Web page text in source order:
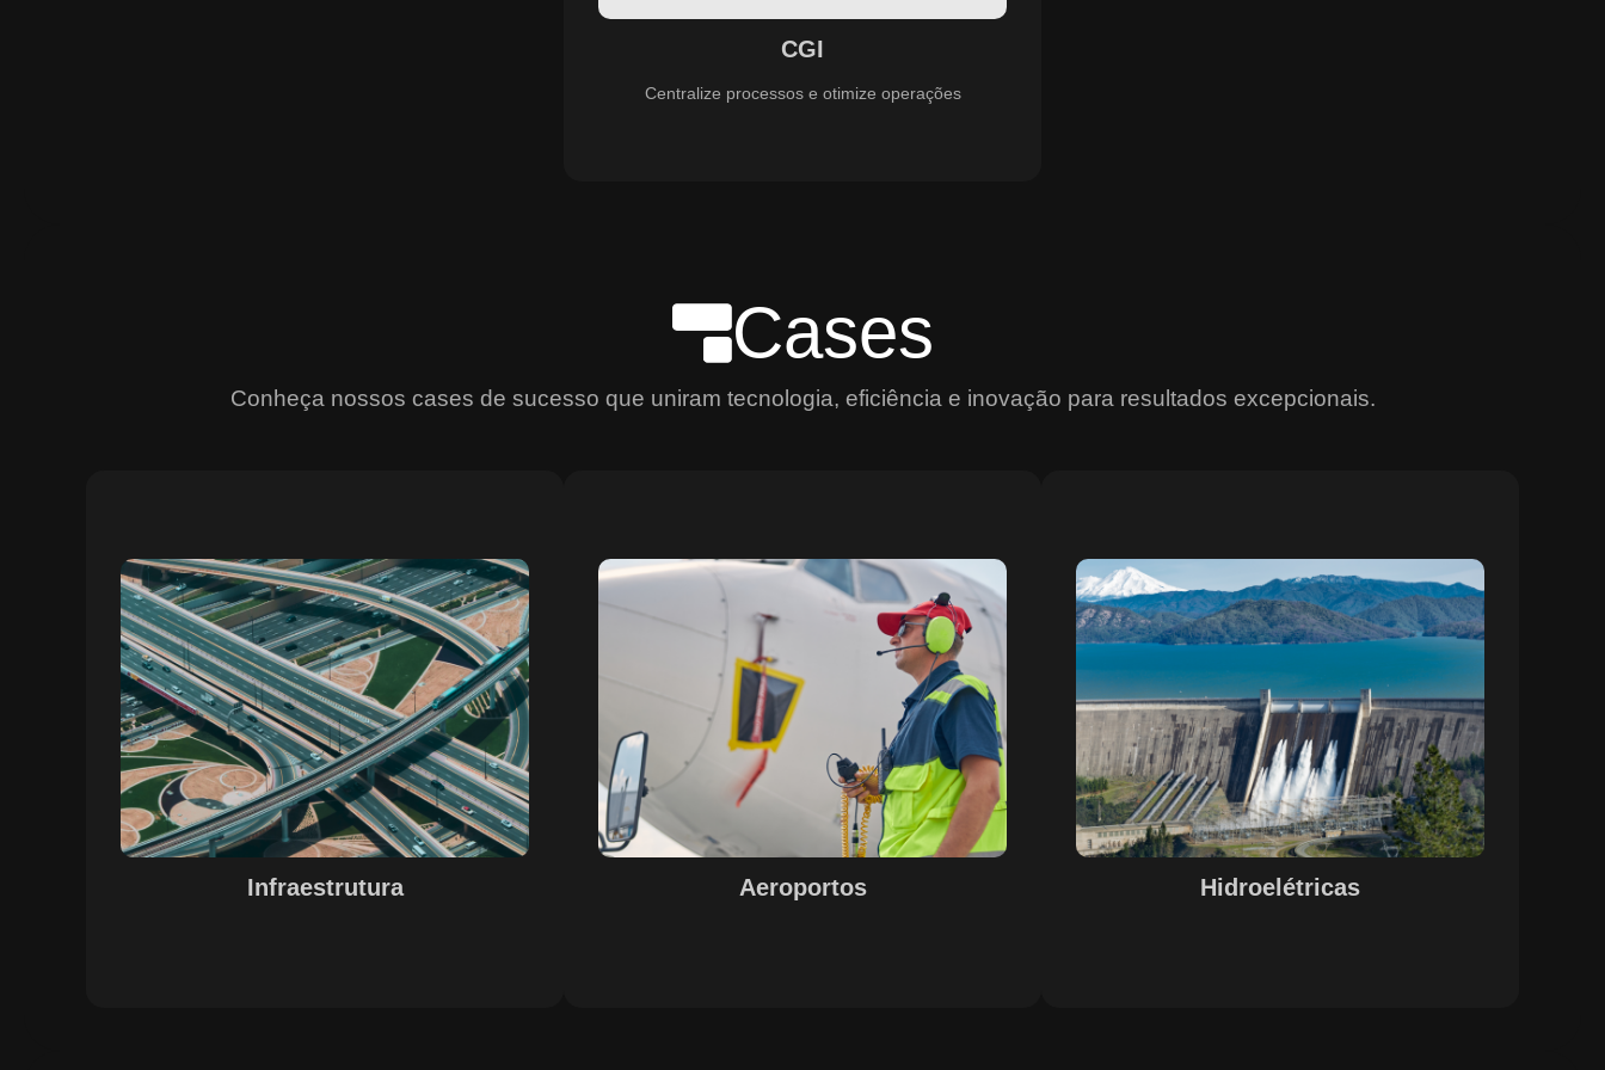
CGI
Centralize processos e otimize operações
Cases
Conheça nossos cases de sucesso que uniram tecnologia, eficiência e inovação para resultados excepcionais.
Infraestrutura
Sobre o Case Infraestrutura
A parceria no gerenciamento de infraestruturas urbanas
destacou a capacidade da SETE em personalizar
soluções tecnológicas para gestão pública. Com o apoio
do Regente e ferramentas de geoprocessamento,
sistemas foram desenvolvidos para o gerenciamento de
pavimentações, áreas verdes e redes de drenagem,
permitindo maior eficiência, controle e precisão na
execução das operações.
Aeroportos
Sobre o Case Aeroportos
A parceria entre SECURITY, EPS, Juiz de Fora e SETE,
com o suporte do Maestro, trouxe soluções inovadoras
para o sucesso na gestão e operação de aeroportos. A
implementação de tecnologias avançadas garantiu
eficiência e excelência nos resultados, com destaque
para o controle de acesso, limpeza e conservação,
segurança e otimização de processos operacionais. A
digitalização e automação de processos internos
proporcionaram agilidade e precisão nas operações.
Hidroelétricas
Sobre o Case Hidroelétricas
A parceria entre a EPS e a SETE, com o suporte do
Maestro, otimizou o controle de pessoal, documentação
e evidências de processos nas operações de
hidrelétricas. A centralização das informações e a
automação de processos garantiram uma gestão
integrada e eficiente, alinhada às necessidades do setor.
A solução proporcionou maior visibilidade, conformidade
legal e agilidade na gestão de recursos humanos e
operações, promovendo um ambiente de trabalho mais
estruturado e funcional.